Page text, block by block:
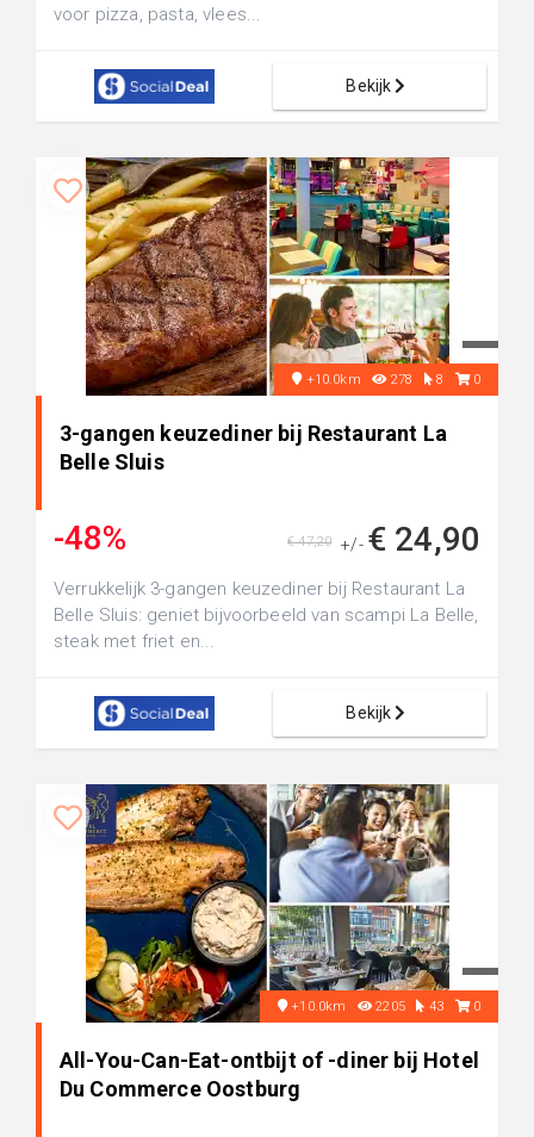
voor pizza, pasta, vlees...
Bekijk
+10.0km 278 8 0
3-gangen keuzediner bij Restaurant La
Belle Sluis
-48% +/- € 24,90
€ 47,20
Verrukkelijk 3-gangen keuzediner bij Restaurant La
Belle Sluis: geniet bijvoorbeeld van scampi La Belle,
steak met friet en...
Bekijk
+10.0km 2205 43 0
All-You-Can-Eat-ontbijt of -diner bij Hotel
Du Commerce Oostburg